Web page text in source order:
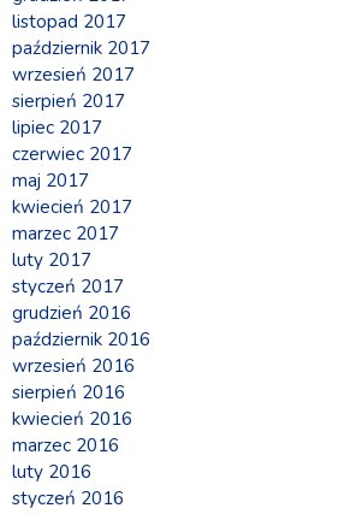
listopad 2017
październik 2017
wrzesień 2017
sierpień 2017
lipiec 2017
czerwiec 2017
maj 2017
kwiecień 2017
marzec 2017
luty 2017
styczeń 2017
grudzień 2016
październik 2016
wrzesień 2016
sierpień 2016
kwiecień 2016
marzec 2016
luty 2016
styczeń 2016